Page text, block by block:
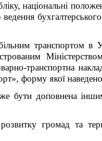
національні
транспортом в
транспортна
форму якої
бути доповнена
громад та